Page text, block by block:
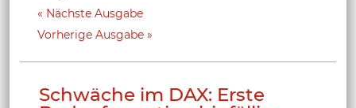
Nächste Ausgabe
Vorherige Ausgabe
Schwäche im DAX: Erste